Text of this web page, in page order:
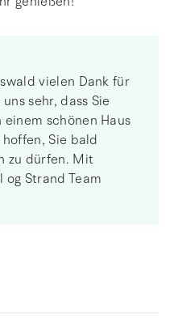
vielen Dank für
sehr, dass Sie
schönen Haus
Sie bald
zu dürfen. Mit
Strand Team